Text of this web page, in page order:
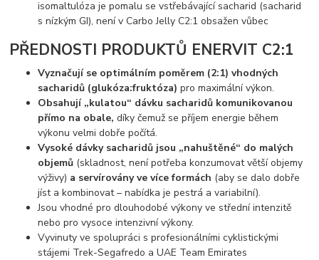
isomaltulóza je pomalu se vstřebávající sacharid (sacharid
s nízkým GI), není v Carbo Jelly C2:1 obsažen vůbec
PŘEDNOSTI PRODUKTŮ ENERVIT C2:1
Vyznačují se optimálním poměrem (2:1) vhodných
sacharidů (glukóza:fruktóza)pro maximální výkon.
Obsahují „kulatou“ dávku sacharidů komunikovanou
přímo na obale, díky čemuž se příjem energie během
výkonu velmi dobře počítá.
Vysoké dávky sacharidů jsou „nahuštěné“ do malých
objemů (skladnost, není potřeba konzumovat větší objemy
výživy) a servírovány ve více formách (aby se dalo dobře
jíst a kombinovat – nabídka je pestrá a variabilní).
Jsou vhodné pro dlouhodobé výkony ve střední intenzitě
nebo pro vysoce intenzivní výkony.
Vyvinuty ve spolupráci s profesionálními cyklistickými
stájemi Trek-Segafredo a UAE Team Emirates